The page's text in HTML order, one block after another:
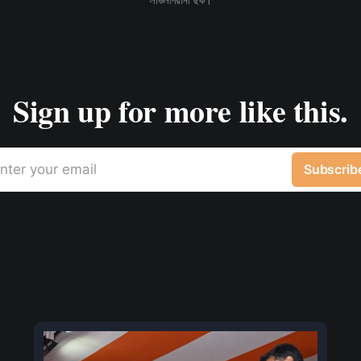
Sign up for more like this.
your email